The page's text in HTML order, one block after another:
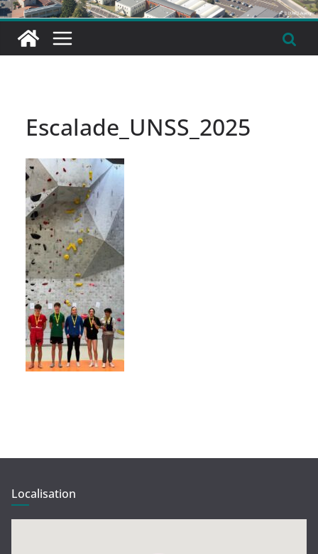
Escalade_UNSS_2025
Localisation